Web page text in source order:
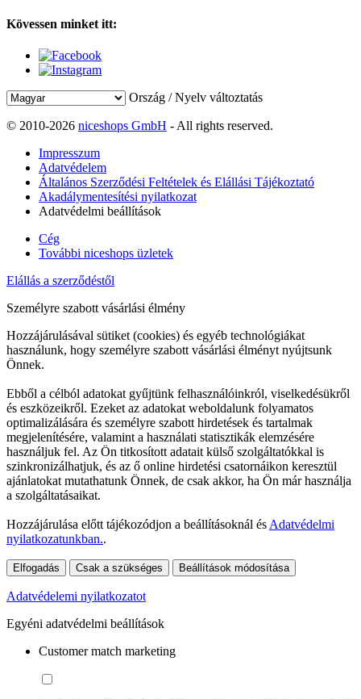
Kövessen minket itt:
Ország / Nyelv változtatás
© 2010-2026 niceshops GmbH - All rights reserved.
Impresszum
Adatvédelem
Általános Szerződési Feltételek és Elállási Tájékoztató
Akadálymentesítési nyilatkozat
Adatvédelmi beállítások
Cég
További niceshops üzletek
Elállás a szerződéstől
Személyre szabott vásárlási élmény
Hozzájárulásával sütiket (cookies) és egyéb technológiákat
használunk, hogy személyre szabott vásárlási élményt nyújtsunk
Önnek.
Ebből a célból adatokat gyűjtünk felhasználóinkról, viselkedésükről
és eszközeikről. Ezeket az adatokat weboldalunk folyamatos
optimalizálására és személyre szabott hirdetések és tartalmak
megjelenítésére, valamint a használati statisztikák elemzésére
használjuk fel. Az Ön titkosított adatait külső szolgáltatókkal is
szinkronizálhatjuk, és az ő online hirdetési csatornáikon keresztül
ajánlatokat mutathatunk Önnek, de csak akkor, ha Ön már használja
a szolgáltatásaikat.
Hozzájárulása előtt tájékozódjon a beállításoknál és Adatvédelmi
nyilatkozatunkban..
Elfogadás Csak a szükséges Beállítások módosítása
Adatvédelemi nyilatkozatot
Egyéni adatvédelmi beállítások
Customer match marketing